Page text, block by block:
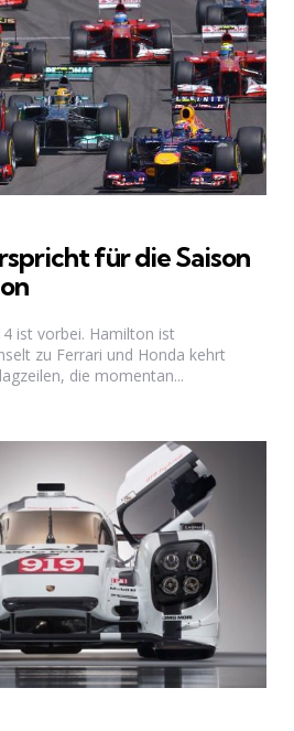
für die Saison
ist vorbei. Hamilton ist
zu Ferrari und Honda kehrt
die momentan...